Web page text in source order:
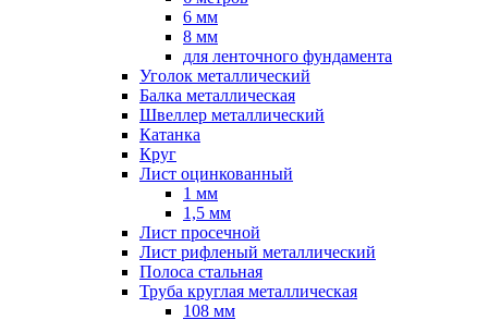
6 мм
8 мм
для ленточного фундамента
Уголок металлический
Балка металлическая
Швеллер металлический
Катанка
Круг
Лист оцинкованный
1 мм
1,5 мм
Лист просечной
Лист рифленый металлический
Полоса стальная
Труба круглая металлическая
108 мм